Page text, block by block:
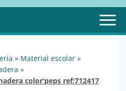
encontrar todo lo necesario
» material escolar »
»
color’peps ref:712417